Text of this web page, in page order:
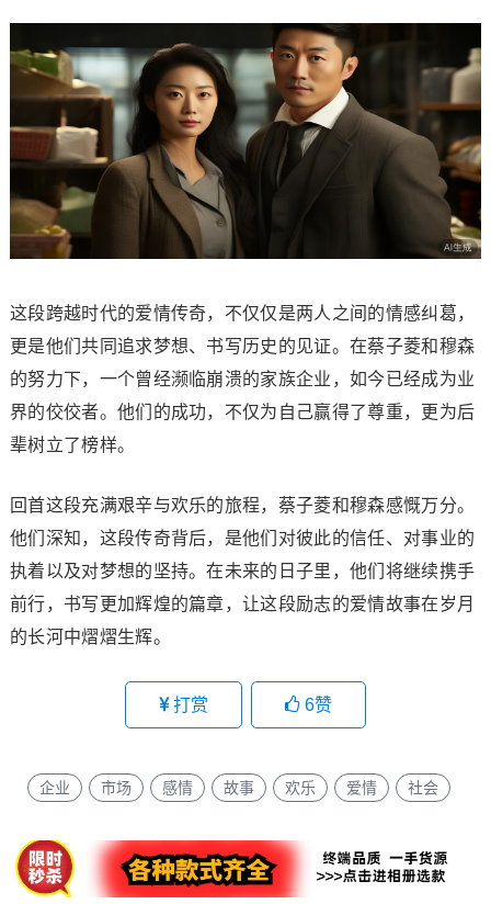
这段跨越时代的爱情传奇，不仅仅是两人之间的情感纠葛，
更是他们共同追求梦想、书写历史的见证。在蔡子菱和穆森
的努力下，一个曾经濒临崩溃的家族企业，如今已经成为业
界的佼佼者。他们的成功，不仅为自己赢得了尊重，更为后
辈树立了榜样。
回首这段充满艰辛与欢乐的旅程，蔡子菱和穆森感慨万分。
他们深知，这段传奇背后，是他们对彼此的信任、对事业的
执着以及对梦想的坚持。在未来的日子里，他们将继续携手
前行，书写更加辉煌的篇章，让这段励志的爱情故事在岁月
的长河中熠熠生辉。
打赏 6赞
企业 市场 感情 故事 欢乐 爱情 社会